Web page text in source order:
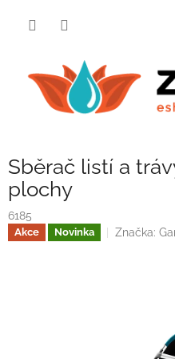
Sběrač listí a
plochy
6185
Akce Novinka Značka: